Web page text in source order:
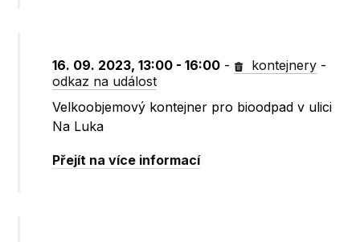
16. 09. 2023, 13:00 - 16:00 - kontejnery -
odkaz na událost
Velkoobjemový kontejner pro bioodpad v ulici
Na Luka
Přejít na více informací